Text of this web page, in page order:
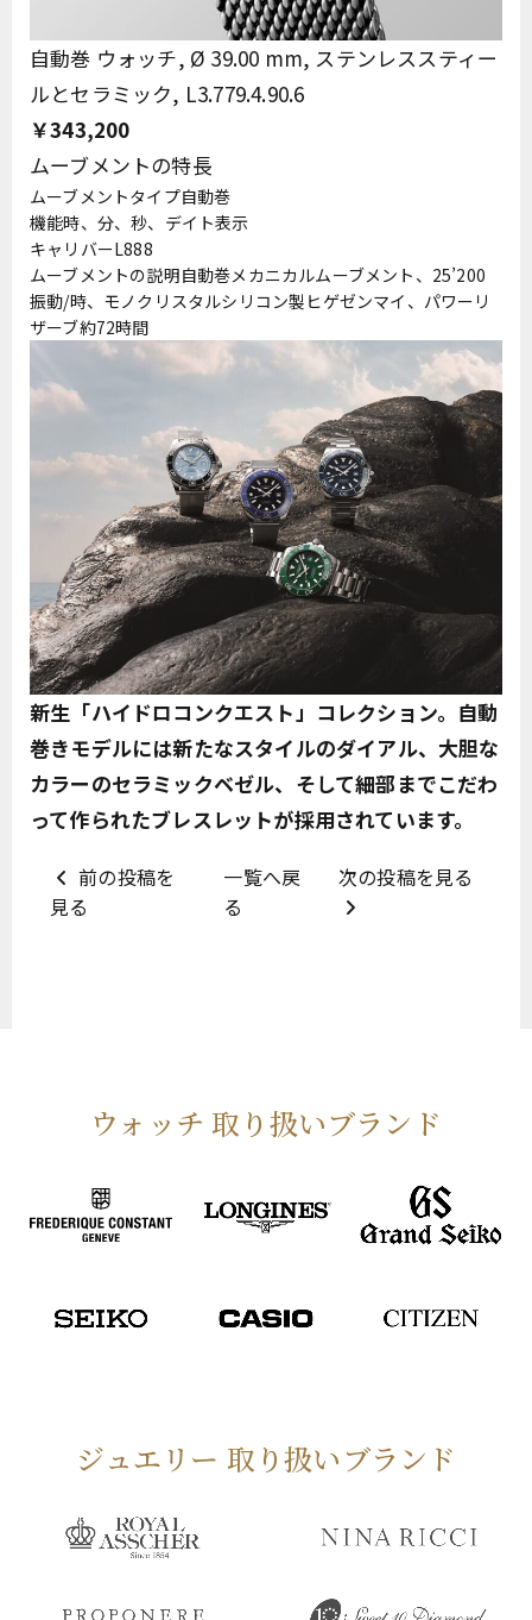
自動巻 ウォッチ, Ø 39.00 mm, ステンレススティー
ルとセラミック, L3.779.4.90.6
￥343,200
ムーブメントの特長
ムーブメントタイプ自動巻
機能時、分、秒、デイト表示
キャリバーL888
ムーブメントの説明自動巻メカニカルムーブメント、25’200
振動/時、モノクリスタルシリコン製ヒゲゼンマイ、パワーリ
ザーブ約72時間
新生「ハイドロ​コンクエスト」コレクション。自動
巻きモデルには新たなスタイルのダイアル、大胆な
カラーのセラミックベゼル、そして細部までこだわ
って作られたブレスレットが採用されています。
前の投稿を
見る
一覧へ戻
る
次の投稿を見る
ウォッチ 取り扱いブランド
ジュエリー 取り扱いブランド